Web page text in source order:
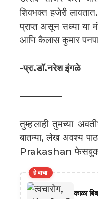
शिवभक्त हजेरी लावतात.
प्राप्त असून सध्या या
आणि कैलास कुमार
-प्रा.डॉ.नरेश इंगळे
————–
तुम्हालाही तुमच्या
बातम्या, लेख अवश्य
Prakashan
हे वाचा
काळा